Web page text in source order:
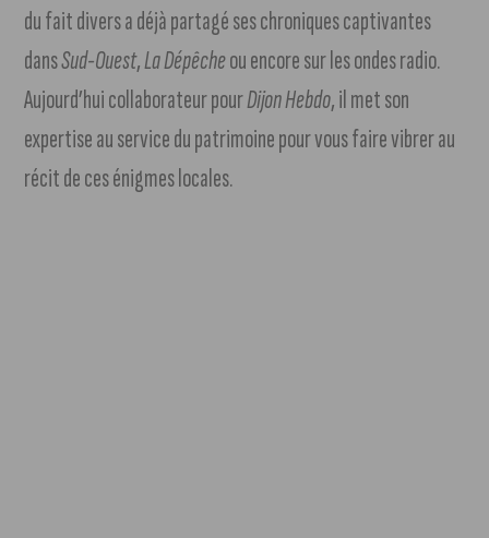
du fait divers a déjà partagé ses chroniques captivantes
dansSud-Ouest,La Dépêcheou encore sur les ondes radio.
Aujourd’hui collaborateur pourDijon Hebdo, il met son
expertise au service du patrimoine pour vous faire vibrer au
récit de ces énigmes locales.